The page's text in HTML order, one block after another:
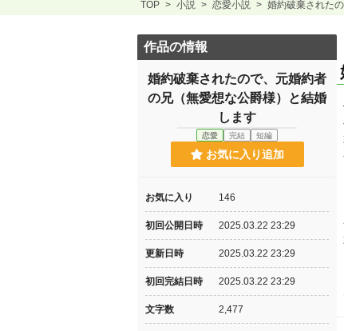
TOP > 小説 > 恋愛小説 > 婚約破棄された
作品の情報
婚約破棄されたので、元婚約者
の兄（無愛想な公爵様）と結婚
します
恋愛 完結 短編
お気に入り追加
お気に入り 146
初回公開日時 2025.03.22 23:29
更新日時 2025.03.22 23:29
初回完結日時 2025.03.22 23:29
文字数 2,477